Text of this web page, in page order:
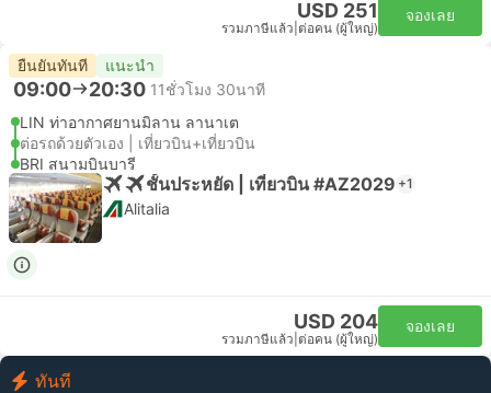
USD 251
รวมภาษีแล้ว ต่อคน (ผู้ใหญ่)
จองเลย
ยืนยันทันที แนะนำ
09:00 20:30 11ชั่วโมง 30นาที
LIN ท่าอากาศยานมิลาน ลานาเต
ต่อรถด้วยตัวเอง | เที่ยวบิน+เที่ยวบิน
BRI สนามบินบารี
ชั้นประหยัด | เที่ยวบิน #AZ2029 +1
Alitalia
USD 204
รวมภาษีแล้ว ต่อคน (ผู้ใหญ่)
จองเลย
ทันที